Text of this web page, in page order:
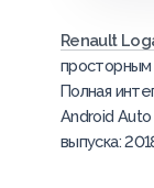
Renault
Полная
Android
выпуска: